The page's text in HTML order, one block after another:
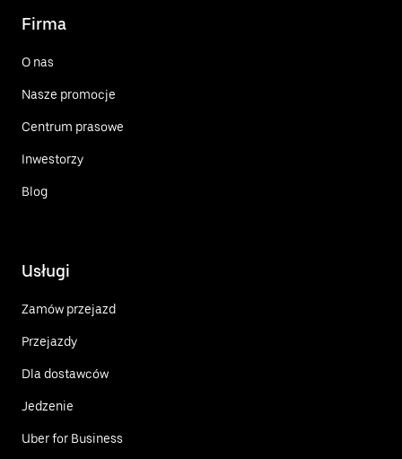
Firma
O nas
Nasze promocje
Centrum prasowe
Inwestorzy
Blog
Usługi
Zamów przejazd
Przejazdy
Dla dostawców
Jedzenie
Uber for Business